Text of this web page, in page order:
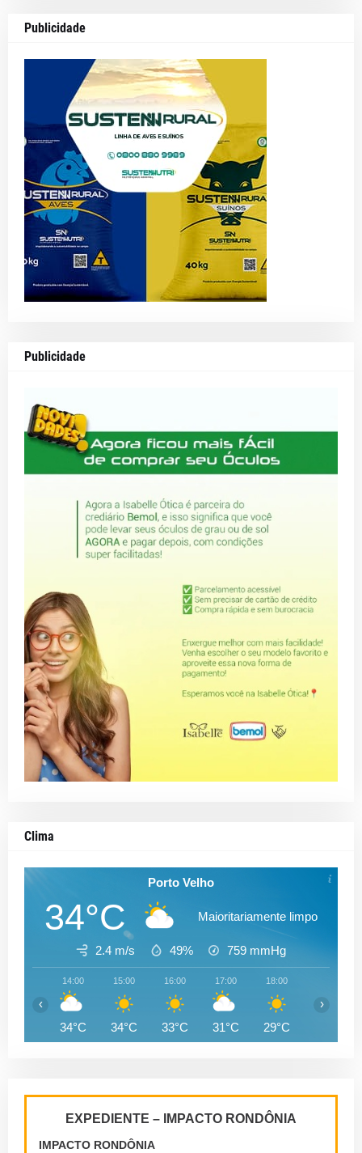
Publicidade
Publicidade
Clima
Porto Velho
34°C Maioritariamente limpo
2.4 m/s 49% 759 mmHg
14:00
34°C
15:00
34°C
16:00
33°C
17:00
31°C
18:00
29°C
‹ ›
EXPEDIENTE – IMPACTO RONDÔNIA
IMPACTO RONDÔNIA